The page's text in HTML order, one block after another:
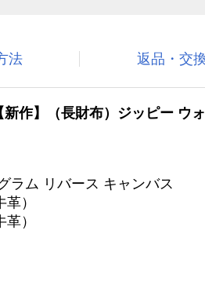
法 返品・交
新作】（長財布）ジッピー ウ
ラム リバース キャンバス
）
）